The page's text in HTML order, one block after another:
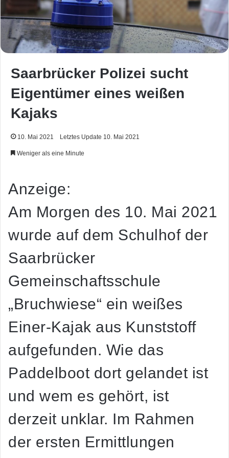
Saarbrücker Polizei sucht
Eigentümer eines weißen
Kajaks
10. Mai 2021 Letztes Update 10. Mai 2021
Weniger als eine Minute
Anzeige:
Am Morgen des 10. Mai 2021
wurde auf dem Schulhof der
Saarbrücker
Gemeinschaftsschule
„Bruchwiese“ ein weißes
Einer-Kajak aus Kunststoff
aufgefunden. Wie das
Paddelboot dort gelandet ist
und wem es gehört, ist
derzeit unklar. Im Rahmen
der ersten Ermittlungen